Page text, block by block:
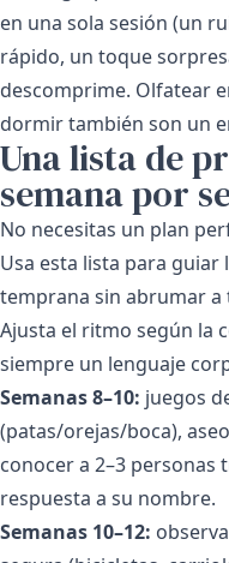
en una sola sesión (un
rápido, un toque
descomprime. Olfatear
dormir también son un
Una lista de
semana por
No necesitas un plan
Usa esta lista para guiar
temprana sin abrumar
Ajusta el ritmo según la
siempre un lenguaje
Semanas 8–10: juegos
(patas/orejas/boca),
conocer a 2–3 personas
respuesta a su nombre.
Semanas 10–12: